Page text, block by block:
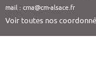
mail :cma@cm-alsace.fr
Voir toutes nos